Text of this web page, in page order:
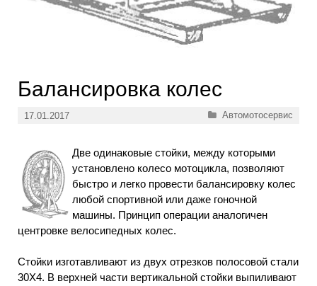
Балансировка колес
17.01.2017 Рубрики
Автомотосервис
Две одинаковые стойки, между которыми
установлено колесо мотоцикла, позволяют
быстро и легко провести балансировку колес
любой спортивной или даже гоночной
машины. Принцип операции аналогичен
центровке велосипедных колес.
Стойки изготавливают из двух отрезков полосовой стали
30X4. В верхней части вертикальной стойки выпиливают